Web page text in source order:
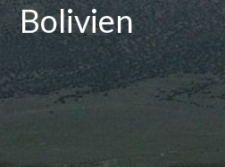
Bolivien